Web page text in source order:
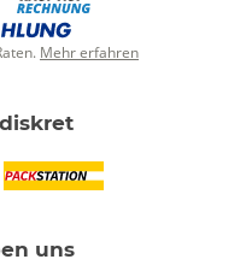
Mehr erfahren
diskret
uns